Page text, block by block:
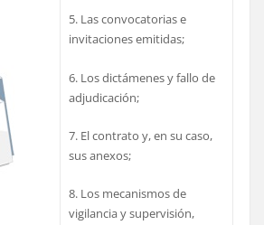
5. Las convocatorias e
invitaciones emitidas;
6. Los dictámenes y fallo de
adjudicación;
7. El contrato y, en su caso,
sus anexos;
8. Los mecanismos de
vigilancia y supervisión,